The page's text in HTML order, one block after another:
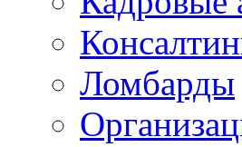
Ломбарды